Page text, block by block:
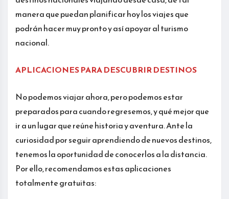
manera que puedan planificar hoy los viajes que
podrán hacer muy pronto y así apoyar al turismo
nacional.
APLICACIONES PARA DESCUBRIR DESTINOS
No podemos viajar ahora, pero podemos estar
preparados para cuando regresemos, y qué mejor que
ir a un lugar que reúne historia y aventura. Ante la
curiosidad por seguir aprendiendo de nuevos destinos,
tenemos la oportunidad de conocerlos a la distancia.
Por ello, recomendamos estas aplicaciones
totalmente gratuitas: